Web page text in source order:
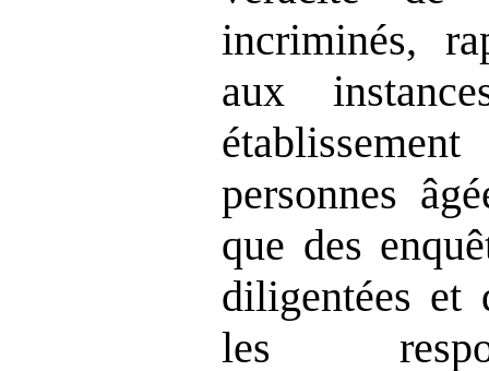
incriminés,
aux
établissement
personnes
que des
diligentées et
les